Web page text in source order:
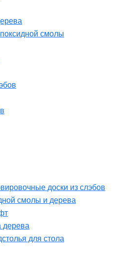
смолы
доски из слэбов
смолы и дерева
дерева
для стола